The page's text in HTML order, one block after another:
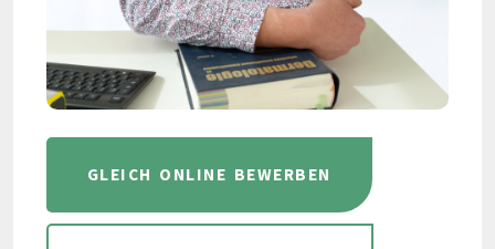
GLEICH ONLINE BEWERBEN